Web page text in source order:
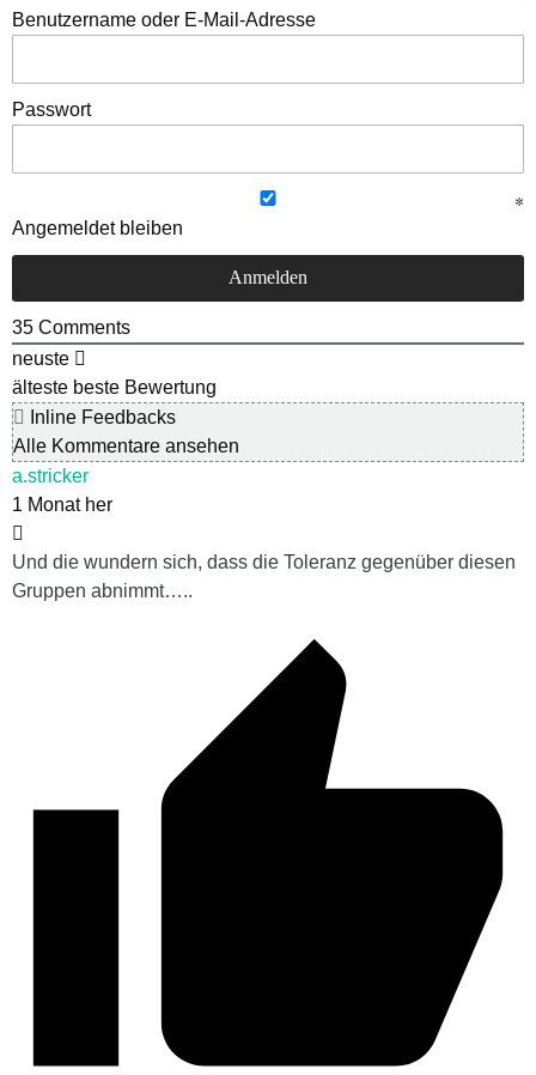
Benutzername oder E-Mail-Adresse
Passwort
Angemeldet bleiben
35 Comments
neuste
älteste beste Bewertung
Inline Feedbacks
Alle Kommentare ansehen
a.stricker
1 Monat her
Und die wundern sich, dass die Toleranz gegenüber diesen
Gruppen abnimmt…..